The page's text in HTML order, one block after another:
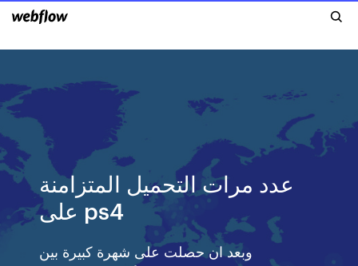
عدد مرات التحميل المتزامنة
على ps4
وبعد ان حصلت على شهرة كبيرة بين